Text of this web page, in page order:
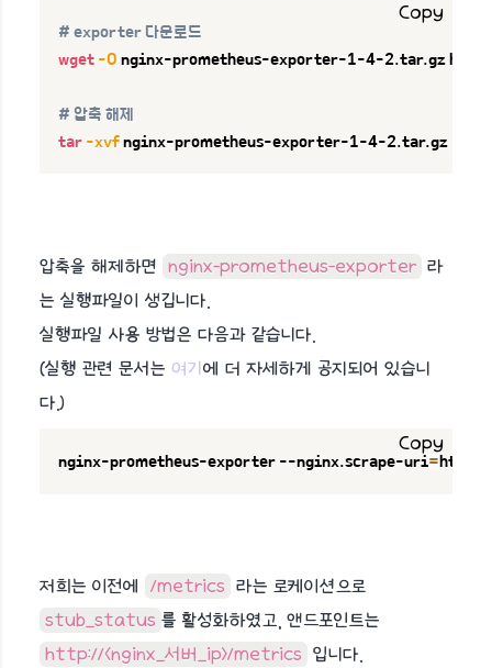
# exporter 다운로드
wget -O nginx-prometheus-exporter-1-4-2.tar.gz
# 압축 해제
tar -xvf nginx-prometheus-exporter-1-4-2.tar.gz
Copy
압축을 해제하면 nginx-prometheus-exporter 라
는 실행파일이 생깁니다.
실행파일 사용 방법은 다음과 같습니다.
(실행 관련 문서는 여기에 더 자세하게 공지되어 있습니
다.)
nginx-prometheus-exporter --nginx.scrape-uri=
Copy
저희는 이전에 /metrics 라는 로케이션으로
stub_status 를 활성화하였고, 앤드포인트는
http://<nginx_서버_ip>/metrics 입니다.